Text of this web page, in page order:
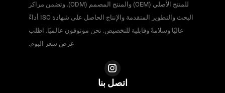
للمنتج الأصلي (OEM) والمنتج المصمم (ODM). وتضمن مراكز
البحث والتطوير المتقدمة والإنتاج الحاصل على شهادة ISO أداءً
عاليًا وسلامةً وقابلية للتخصيص. نحن موثوقون عالميًا. اطلب
عرض سعر اليوم.
اتصل بنا